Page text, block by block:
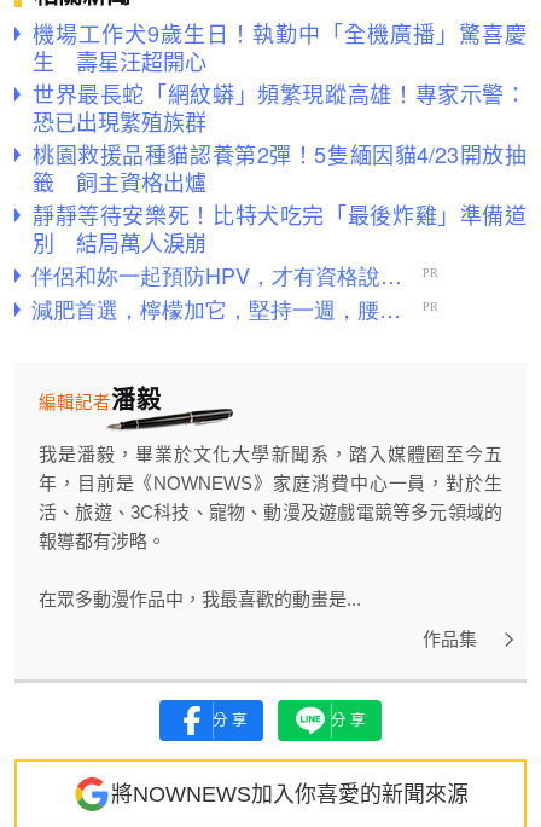
機場工作犬9歲生日！執勤中「全機廣播」驚喜慶
生 壽星汪超開心
世界最長蛇「網紋蟒」頻繁現蹤高雄！專家示警：
恐已出現繁殖族群
桃園救援品種貓認養第2彈！5隻緬因貓4/23開放抽
籤 飼主資格出爐
靜靜等待安樂死！比特犬吃完「最後炸雞」準備道
別 結局萬人淚崩
潘毅
編輯記者
我是潘毅，畢業於文化大學新聞系，踏入媒體圈至今五
年，目前是《NOWNEWS》家庭消費中心一員，對於生
活、旅遊、3C科技、寵物、動漫及遊戲電競等多元領域的
報導都有涉略。
在眾多動漫作品中，我最喜歡的動畫是...
作品集
分享 分享
將NOWNEWS加入你喜愛的新聞來源